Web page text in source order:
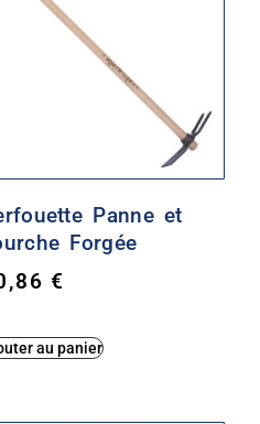
Panne et
Forgée
€
au panier